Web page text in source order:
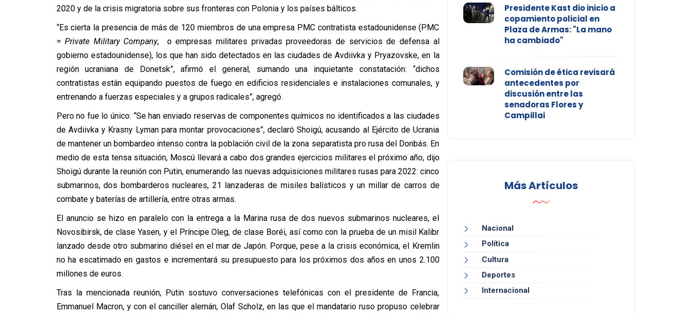
2020 y de la crisis migratoria sobre sus fronteras con Polonia y los países bálticos.
“Es cierta la presencia de más de 120 miembros de una empresa PMC contratista estadounidense (PMC
=Private Military Company, o empresas militares privadas proveedoras de servicios de defensa al
gobierno estadounidense), los que han sido detectados en las ciudades de Avdiivka y Pryazovske, en la
región ucraniana de Donetsk”, afirmó el general, sumando una inquietante constatación: “dichos
contratistas están equipando puestos de fuego en edificios residenciales e instalaciones comunales, y
entrenando a fuerzas especiales y a grupos radicales”, agregó.
Pero no fue lo único: “Se han enviado reservas de componentes químicos no identificados a las ciudades
de Avdiivka y Krasny Lyman para montar provocaciones”, declaró Shoigú, acusando al Ejército de Ucrania
de mantener un bombardeo intenso contra la población civil de la zona separatista pro rusa del Donbás. En
medio de esta tensa situación, Moscú llevará a cabo dos grandes ejercicios militares el próximo año, dijo
Shoigú durante la reunión con Putin, enumerando las nuevas adquisiciones militares rusas para 2022: cinco
submarinos, dos bombarderos nucleares, 21 lanzaderas de misiles balísticos y un millar de carros de
combate y baterías de artillería, entre otras armas.
El anuncio se hizo en paralelo con la entrega a la Marina rusa de dos nuevos submarinos nucleares, el
Novosibirsk, de clase Yasen, y el Príncipe Oleg, de clase Boréi, así como con la prueba de un misil Kalibr
lanzado desde otro submarino diésel en el mar de Japón. Porque, pese a la crisis económica, el Kremlin
no ha escatimado en gastos e incrementará su presupuesto para los próximos dos años en unos 2.100
millones de euros.
Tras la mencionada reunión, Putin sostuvo conversaciones telefónicas con el presidente de Francia,
Emmanuel Macron, y con el canciller alemán, Olaf Scholz, en las que el mandatario ruso propuso celebrar
Presidente Kast dio inicio a
copamiento policial en
Plaza de Armas: "La mano
ha cambiado"
Comisión de ética revisará
antecedentes por
discusión entre las
senadoras Flores y
Campillai
Más Artículos
Nacional
Política
Cultura
Deportes
Internacional